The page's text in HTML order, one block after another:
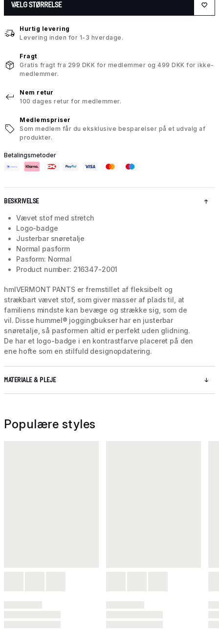
VÆLG STØRRELSE
Hurtig levering
Levering inden for 1-3 hverdage.
Fragt
Gratis fragt fra 299 DKK for medlemmer og 499 DKK for ikke-
medlemmer.
Nem retur
100 dages retur for medlemmer.
Medlemspriser
Som medlem får du eksklusive besparelser på et udvalg af
produkter.
Betalingsmetoder
BESKRIVELSE
Vævet stof med stretch
Logo-badge
Justerbar snøretalje
Normal pasform
Pasform: Normal
Product number: 216347-2001
hmlVERMONT PANTS er fremstillet af fleksibelt og
strækbart vævet stof, som giver masser af plads til, at
familiens mindste kan bevæge og strække sig, som de
vil. Disse hummel® joggingbukser har en justerbar
snøretalje, så pasformen altid er perfekt uden glidning.
De har et logo-badge i en kontrastfarve placeret på den
ene hofte som en stilfuld designopdatering.
MATERIALE & PLEJE
Populære styles